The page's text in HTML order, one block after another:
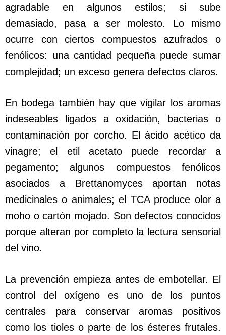
agradable en algunos estilos; si sube
demasiado, pasa a ser molesto. Lo mismo
ocurre con ciertos compuestos azufrados o
fenólicos: una cantidad pequeña puede sumar
complejidad; un exceso genera defectos claros.
En bodega también hay que vigilar los aromas
indeseables ligados a oxidación, bacterias o
contaminación por corcho. El ácido acético da
vinagre; el etil acetato puede recordar a
pegamento; algunos compuestos fenólicos
asociados a Brettanomyces aportan notas
medicinales o animales; el TCA produce olor a
moho o cartón mojado. Son defectos conocidos
porque alteran por completo la lectura sensorial
del vino.
La prevención empieza antes de embotellar. El
control del oxígeno es uno de los puntos
centrales para conservar aromas positivos
como los tioles o parte de los ésteres frutales.